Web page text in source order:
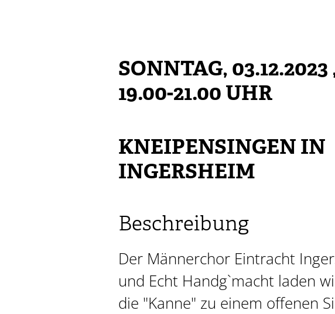
SONNTAG, 03.12.2023
19.00-21.00 UHR
KNEIPENSINGEN IN
INGERSHEIM
Beschreibung
Der Männerchor Eintracht
und Echt Handg`macht laden
die "Kanne" zu einem offenen